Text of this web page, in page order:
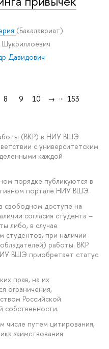
(Бакалавриат)
Давидович
8 9 10 → ... 153
(ВКР) в НИУ ВШЭ
с университетским
каждой
порядке публикуются в
портале НИУ ВШЭ.
свободном доступе на
согласия студента –
либо, в случае
студентов, при наличии
работы. ВКР
ВШЭ приобретает статус
прав, на их
ограничения,
Российской
собственности.
числе путем цитирования,
заимствования